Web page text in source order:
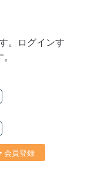
。ログインす
会員登録